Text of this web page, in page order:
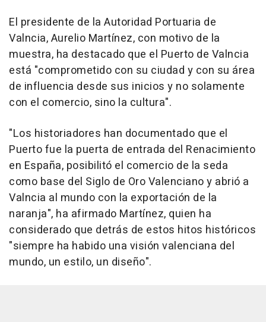
El presidente de la Autoridad Portuaria de
Valncia, Aurelio Martínez, con motivo de la
muestra, ha destacado que el Puerto de Valncia
está "comprometido con su ciudad y con su área
de influencia desde sus inicios y no solamente
con el comercio, sino la cultura".
"Los historiadores han documentado que el
Puerto fue la puerta de entrada del Renacimiento
en España, posibilitó el comercio de la seda
como base del Siglo de Oro Valenciano y abrió a
Valncia al mundo con la exportación de la
naranja", ha afirmado Martínez, quien ha
considerado que detrás de estos hitos históricos
"siempre ha habido una visión valenciana del
mundo, un estilo, un diseño".